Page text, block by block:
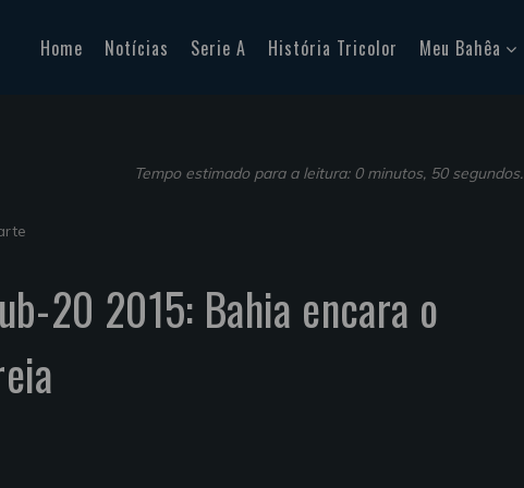
Home Notícias Serie A História Tricolor Meu Bahêa
Tempo estimado para a leitura: 0 minutos, 50 segundos.
20 2015: Bahia encara o